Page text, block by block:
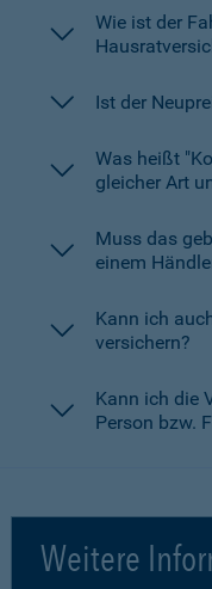
Wie ist der
Ist der
Was heißt
gleicher Art
Muss das
einem
Kann ich
versichern?
Kann ich die
Person bzw.
Weitere